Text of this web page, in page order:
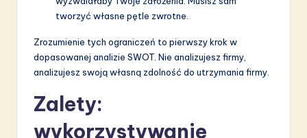
tworzyć własne pętle zwrotne.
Zrozumienie tych ograniczeń to pierwszy krok w
dopasowanej analizie SWOT. Nie analizujesz firmy,
analizujesz swoją własną zdolność do utrzymania firmy.
Zalety:
wykorzystywanie